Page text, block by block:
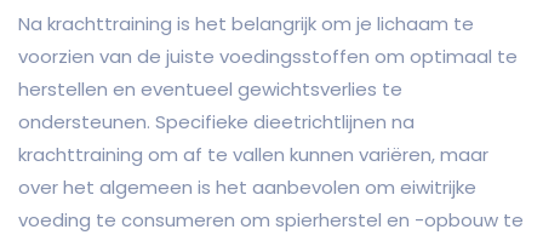
Na krachttraining is het belangrijk om je lichaam te
voorzien van de juiste voedingsstoffen om optimaal te
herstellen en eventueel gewichtsverlies te
ondersteunen. Specifieke dieetrichtlijnen na
krachttraining om af te vallen kunnen variëren, maar
over het algemeen is het aanbevolen om eiwitrijke
voeding te consumeren om spierherstel en -opbouw te